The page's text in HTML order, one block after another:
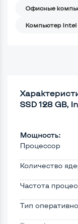
Офисные
Компьютер Intel
SSD 128 GB,
Мощность:
Процессор
Количество
Частота
Тип